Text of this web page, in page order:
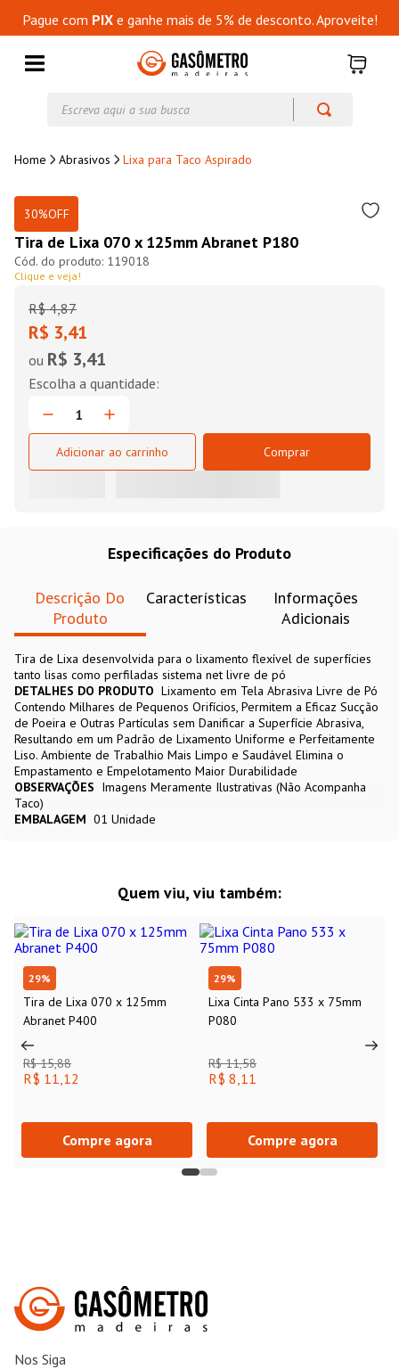
Pague com PIXe ganhe mais de 5% de desconto. Aproveite!
Abrasivos Lixa para Taco Aspirado
30%OFF
Tira de Lixa 070 x 125mm Abranet P180
119018
Clique e veja!
R$ 4,87
R$ 3,41
ou R$ 3,41
Adicionar ao carrinho Comprar
Especificações do Produto
Descrição Do
Produto
Características
Informações
Adicionais
Tira de Lixa desenvolvida para o lixamento flexível de superfícies
tanto lisas como perfiladas sistema net livre de pó
DETALHES DO PRODUTO Lixamento em Tela Abrasiva Livre de Pó
Contendo Milhares de Pequenos Orifícios, Permitem a Eficaz Sucção
de Poeira e Outras Partículas sem Danificar a Superfície Abrasiva,
Resultando em um Padrão de Lixamento Uniforme e Perfeitamente
Liso. Ambiente de Trabalhio Mais Limpo e Saudável Elimina o
Empastamento e Empelotamento Maior Durabilidade
OBSERVAÇÕES Imagens Meramente Ilustrativas (Não Acompanha
Taco)
EMBALAGEM 01 Unidade
Quem viu, viu também:
29%
Tira de Lixa 070 x 125mm
Abranet P400
R$ 15,88
R$ 11,12
Compre agora
29%
Lixa Cinta Pano 533 x 75mm
P080
R$ 11,58
R$ 8,11
Compre agora
Nos Siga